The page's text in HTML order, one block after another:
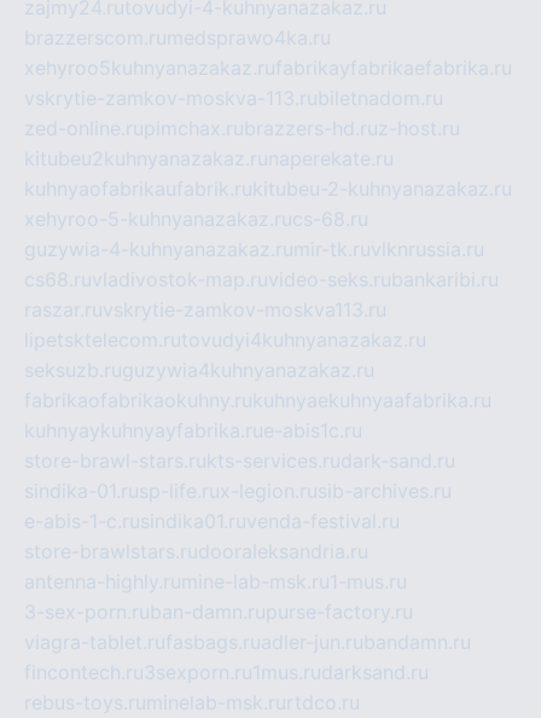
zajmy24.rutovudyi-4-kuhnyanazakaz.ru
brazzerscom.ru medsprawo4ka.ru
xehyroo5kuhnyanazakaz.rufabrikayfabrikaefabrika.ru
vskrytie-zamkov-moskva-113.rubiletnadom.ru
zed-online.rupimchax.rubrazzers-hd.ruz-host.ru
kitubeu2kuhnyanazakaz.ru naperekate.ru
kuhnyaofabrikaufabrik.rukitubeu-2-kuhnyanazakaz.ru
xehyroo-5-kuhnyanazakaz.rucs-68.ru
guzywia-4-kuhnyanazakaz.ru mir-tk.ruvlknrussia.ru
cs68.ruvladivostok-map.ruvideo-seks.rubankaribi.ru
raszar.ruvskrytie-zamkov-moskva113.ru
lipetsktelecom.rutovudyi4kuhnyanazakaz.ru
seksuzb.ruguzywia4kuhnyanazakaz.ru
fabrikaofabrikaokuhny.rukuhnyaekuhnyaafabrika.ru
kuhnyaykuhnyayfabrika.rue-abis1c.ru
store-brawl-stars.rukts-services.rudark-sand.ru
sindika-01.rusp-life.rux-legion.rusib-archives.ru
e-abis-1-c.rusindika01.ruvenda-festival.ru
store-brawlstars.rudooraleksandria.ru
antenna-highly.ru mine-lab-msk.ru1-mus.ru
3-sex-porn.ruban-damn.rupurse-factory.ru
viagra-tablet.rufasbags.ruadler-jun.rubandamn.ru
fincontech.ru3sexporn.ru1mus.rudarksand.ru
rebus-toys.ru minelab-msk.ru rtdco.ru